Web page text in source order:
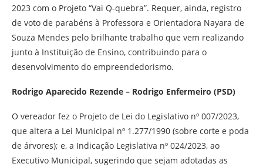
2023 com o Projeto “Vai Q-quebra”. Requer, ainda, registro
de voto de parabéns à Professora e Orientadora Nayara de
Souza Mendes pelo brilhante trabalho que vem realizando
junto à Instituição de Ensino, contribuindo para o
desenvolvimento do empreendedorismo.
Rodrigo Aparecido Rezende – Rodrigo Enfermeiro (PSD)
O vereador fez o Projeto de Lei do Legislativo nº 007/2023,
que altera a Lei Municipal nº 1.277/1990 (sobre corte e poda
de árvores); e, a Indicação Legislativa nº 024/2023, ao
Executivo Municipal, sugerindo que sejam adotadas as